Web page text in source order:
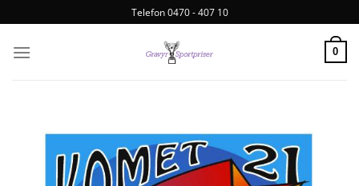
Telefon 0470 - 407 10
0